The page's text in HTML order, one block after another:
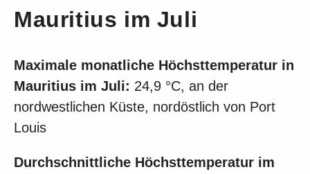
Mauritius im Juli
Maximale monatliche Höchsttemperatur in
Mauritius im Juli: 24,9 °C, an der
nordwestlichen Küste, nordöstlich von Port
Louis
Durchschnittliche Höchsttemperatur im